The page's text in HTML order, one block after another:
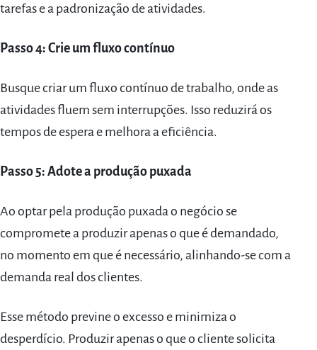
tarefas e a padronização de atividades.
Passo 4: Crie um fluxo contínuo
Busque criar um fluxo contínuo de trabalho, onde as
atividades fluem sem interrupções. Isso reduzirá os
tempos de espera e melhora a eficiência.
Passo 5: Adote a produção puxada
Ao optar pela produção puxada o negócio se
compromete a produzir apenas o que é demandado,
no momento em que é necessário, alinhando-se com a
demanda real dos clientes.
Esse método previne o excesso e minimiza o
desperdício. Produzir apenas o que o cliente solicita